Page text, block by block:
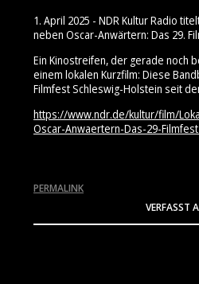
1. April 2025 - NDR Kultur Radio
neben Oscar-Anwärtern: Das 29.
Ein Kinostreifen, der gerade noch
einem lokalen Kurzfilm: Diese
Filmfest Schleswig-Holstein seit
https://www.ndr.de/kultur/film/
Oscar-Anwaertern-Das-29-
VERFASST
PERMALINK